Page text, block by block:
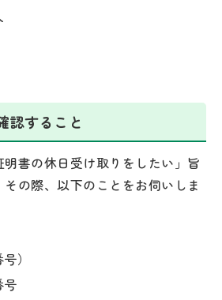
認すること
書の休日受け取りをしたい」旨
の際、以下のことをお伺いしま
）
号